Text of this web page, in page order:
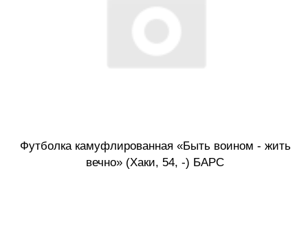
Футболка камуфлированная «Быть воином - жить
вечно» (Хаки, 54, -) БАРС